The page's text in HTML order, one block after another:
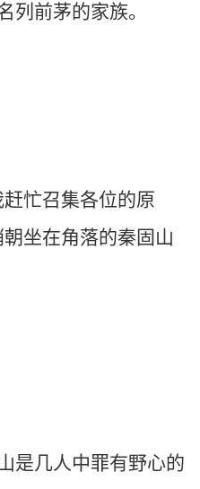
列前茅的家族。
召集各位的原
坐在角落的秦固山
人中罪有野心的